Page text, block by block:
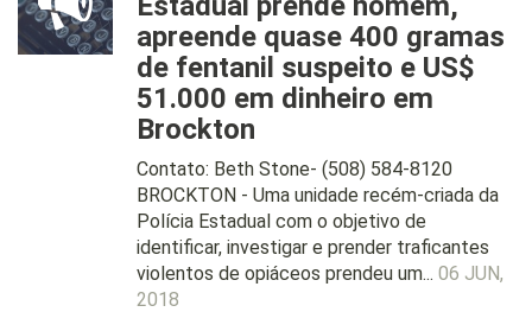
apreende quase 400 gramas
de fentanil suspeito e US$
51.000 em dinheiro em
Brockton
Contato: Beth Stone- (508) 584-8120
BROCKTON - Uma unidade recém-criada da
Polícia Estadual com o objetivo de
identificar, investigar e prender traficantes
violentos de opiáceos prendeu um... 06 JUN,
2018